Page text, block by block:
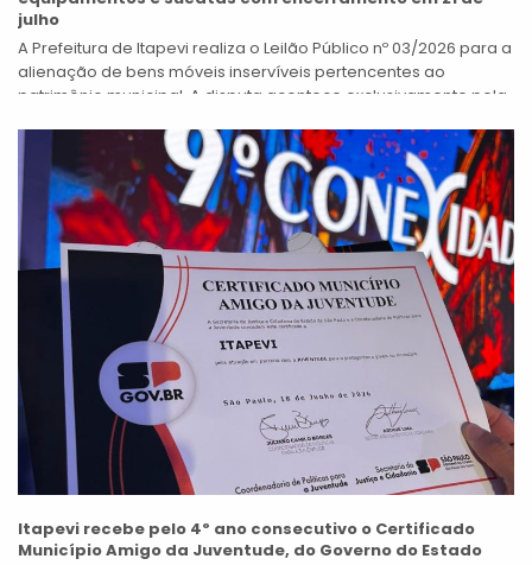
julho
A Prefeitura de Itapevi realiza o Leilão Público nº 03/2026 para a
alienação de bens móveis inservíveis pertencentes ao
patrimônio municipal. A disputa acontece exclusivamente pela
Itapevi recebe pelo 4º ano consecutivo o Certificado
Município Amigo da Juventude, do Governo do Estado